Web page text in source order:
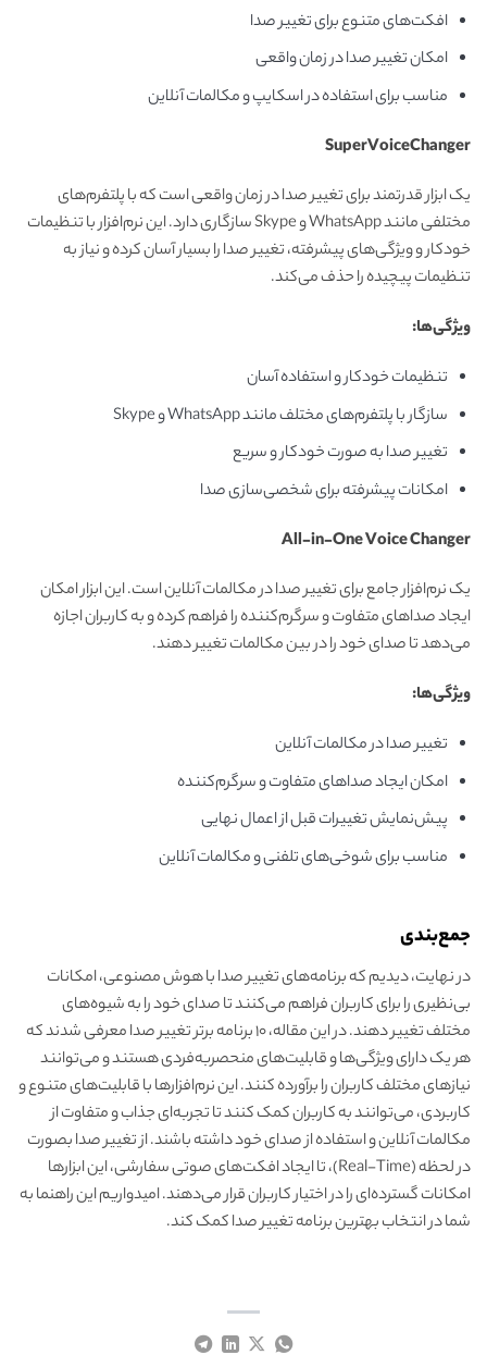
افکت‌های متنوع برای تغییر صدا
امکان تغییر صدا در زمان واقعی
مناسب برای استفاده در اسکایپ و مکالمات آنلاین
SuperVoiceChanger
یک ابزار قدرتمند برای تغییر صدا در زمان واقعی است که با پلتفرم‌های
مختلفی مانند WhatsApp و Skype سازگاری دارد. این نرم‌افزار با تنظیمات
خودکار و ویژگی‌های پیشرفته، تغییر صدا را بسیار آسان کرده و نیاز به
تنظیمات پیچیده را حذف می‌کند.
ویژگی‌ها:
تنظیمات خودکار و استفاده آسان
سازگار با پلتفرم‌های مختلف مانند WhatsApp و Skype
تغییر صدا به صورت خودکار و سریع
امکانات پیشرفته برای شخصی‌سازی صدا
All-in-One Voice Changer
یک نرم‌افزار جامع برای تغییر صدا در مکالمات آنلاین است. این ابزار امکان
ایجاد صداهای متفاوت و سرگرم‌کننده را فراهم کرده و به کاربران اجازه
می‌دهد تا صدای خود را در بین مکالمات تغییر دهند.
ویژگی‌ها:
تغییر صدا در مکالمات آنلاین
امکان ایجاد صداهای متفاوت و سرگرم‌کننده
پیش‌نمایش تغییرات قبل از اعمال نهایی
مناسب برای شوخی‌های تلفنی و مکالمات آنلاین
جمع‌بندی
در نهایت، دیدیم که برنامه‌های تغییر صدا با هوش مصنوعی، امکانات
بی‌نظیری را برای کاربران فراهم می‌کنند تا صدای خود را به شیوه‌های
مختلف تغییر دهند. در این مقاله، ۱۰ برنامه برتر تغییر صدا معرفی شدند که
هر یک دارای ویژگی‌ها و قابلیت‌های منحصربه‌فردی هستند و می‌توانند
نیازهای مختلف کاربران را برآورده کنند. این نرم‌افزارها با قابلیت‌های متنوع و
کاربردی، می‌توانند به کاربران کمک کنند تا تجربه‌ای جذاب و متفاوت از
مکالمات آنلاین و استفاده از صدای خود داشته باشند. از تغییر صدا بصورت
در لحظه (Real-Time)، تا ایجاد افکت‌های صوتی سفارشی، این ابزارها
امکانات گسترده‌ای را در اختیار کاربران قرار می‌دهند. امیدواریم این راهنما به
شما در انتخاب بهترین برنامه تغییر صدا کمک کند.